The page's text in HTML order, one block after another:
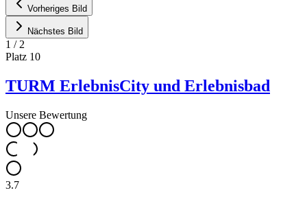
Vorheriges Bild
Nächstes Bild
1 / 2
Platz 10
TURM ErlebnisCity und Erlebnisbad
Unsere Bewertung
3.7